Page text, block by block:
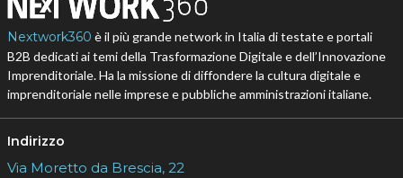
Nextwork360 è il più grande network in Italia di testate e portali
B2B dedicati ai temi della Trasformazione Digitale e dell’Innovazione
Imprenditoriale. Ha la missione di diffondere la cultura digitale e
imprenditoriale nelle imprese e pubbliche amministrazioni italiane.
Indirizzo
Via Moretto da Brescia, 22